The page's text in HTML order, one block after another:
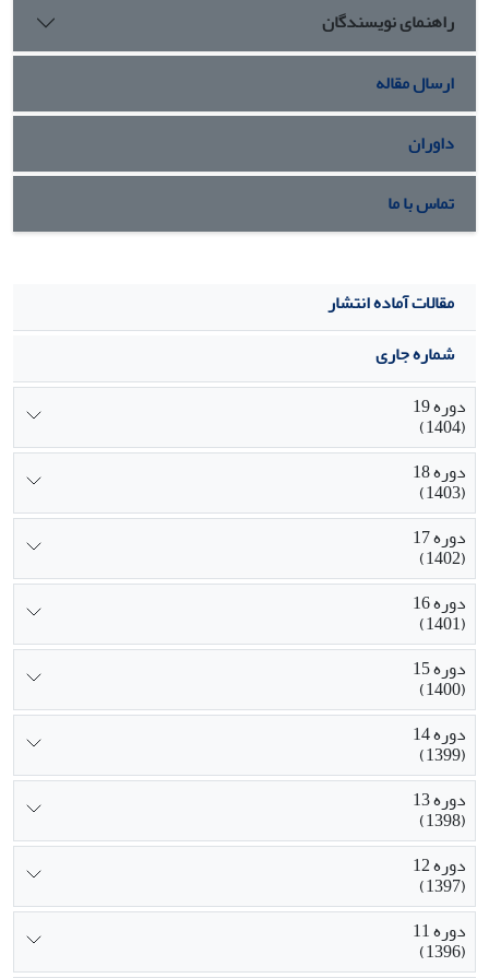
راهنمای نویسندگان
ارسال مقاله
داوران
تماس با ما
مقالات آماده انتشار
شماره جاری
دوره 19
(1404)
دوره 18
(1403)
دوره 17
(1402)
دوره 16
(1401)
دوره 15
(1400)
دوره 14
(1399)
دوره 13
(1398)
دوره 12
(1397)
دوره 11
(1396)